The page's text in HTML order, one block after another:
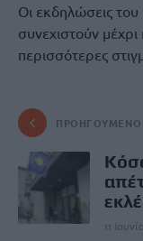
Οι εκδηλώσεις
συνεχιστούν μέχρι
περισσότερες
ΠΡΟΗΓΟΎΜΕΝΟ
11